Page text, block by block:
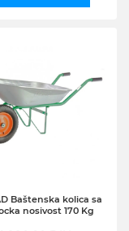
Baštenska kolica sa
nosivost 170 Kg